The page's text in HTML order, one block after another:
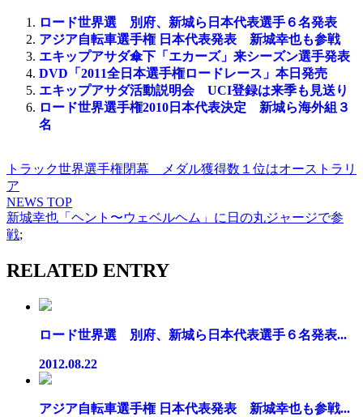
ロード世界選 別府、新城ら日本代表選手６名発表
アジア自転車選手権 日本代表発表 新城幸也も参戦
エキップアサダ傘下「エカーズ」来シーズン選手発表
DVD「2011全日本選手権ロードレース」本日発売
エキップアサダ活動説明会 UCI登録は来季も見送り
ロード世界選手権2010日本代表決定 新城ら海外組３
名
トラック世界選手権閉幕 メダル獲得数１位はオーストラリ
ア
NEWS TOP
新城幸也「ヘント〜ウェベルヘム」に日の丸ジャージで参
戦;
RELATED ENTRY
ロード世界選 別府、新城ら日本代表選手６名発表...
2012.08.22
アジア自転車選手権 日本代表発表 新城幸也も参戦...